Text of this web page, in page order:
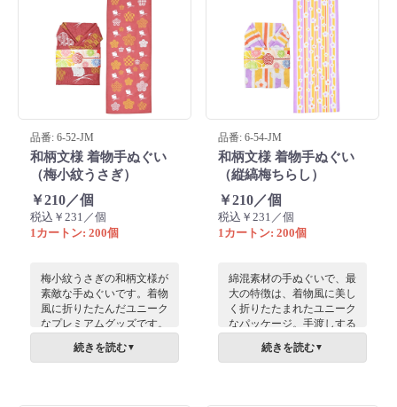
としておすすめです。
品番: 6-52-JM
和柄文様 着物手ぬぐい
（梅小紋うさぎ）
￥210／個
税込￥231／個
1カートン: 200個
梅小紋うさぎの和柄文様が
素敵な手ぬぐいです。着物
風に折りたたんだユニーク
なプレミアムグッズです。
するのにぴったり。敬老の
続きを読む▼
品番: 6-54-JM
和柄文様 着物手ぬぐい
（縦縞梅ちらし）
￥210／個
税込￥231／個
1カートン: 200個
綿混素材の手ぬぐいで、最
大の特徴は、着物風に美し
く折りたたまれたユニーク
なパッケージ。手渡しする
老の日や周年記念、お世話
続きを読む▼